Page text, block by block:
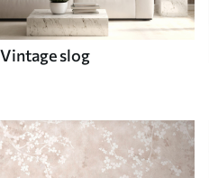
Vintage slog